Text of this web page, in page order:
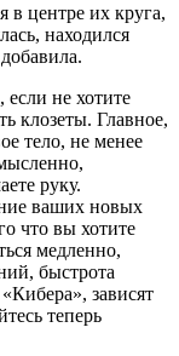
в центре их круга,
находился
не хотите
клозеты. Главное,
тело, не менее
руку.
ваших новых
что вы хотите
медленно,
быстрота
зависят
теперь